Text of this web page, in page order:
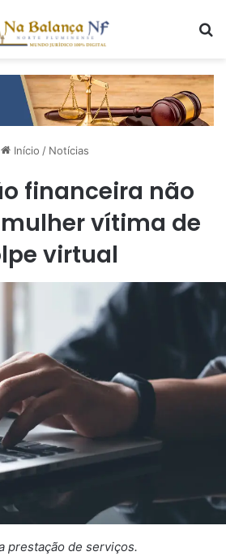
Início / Notícias
financeira não
vítima de
virtual
prestação de serviços.